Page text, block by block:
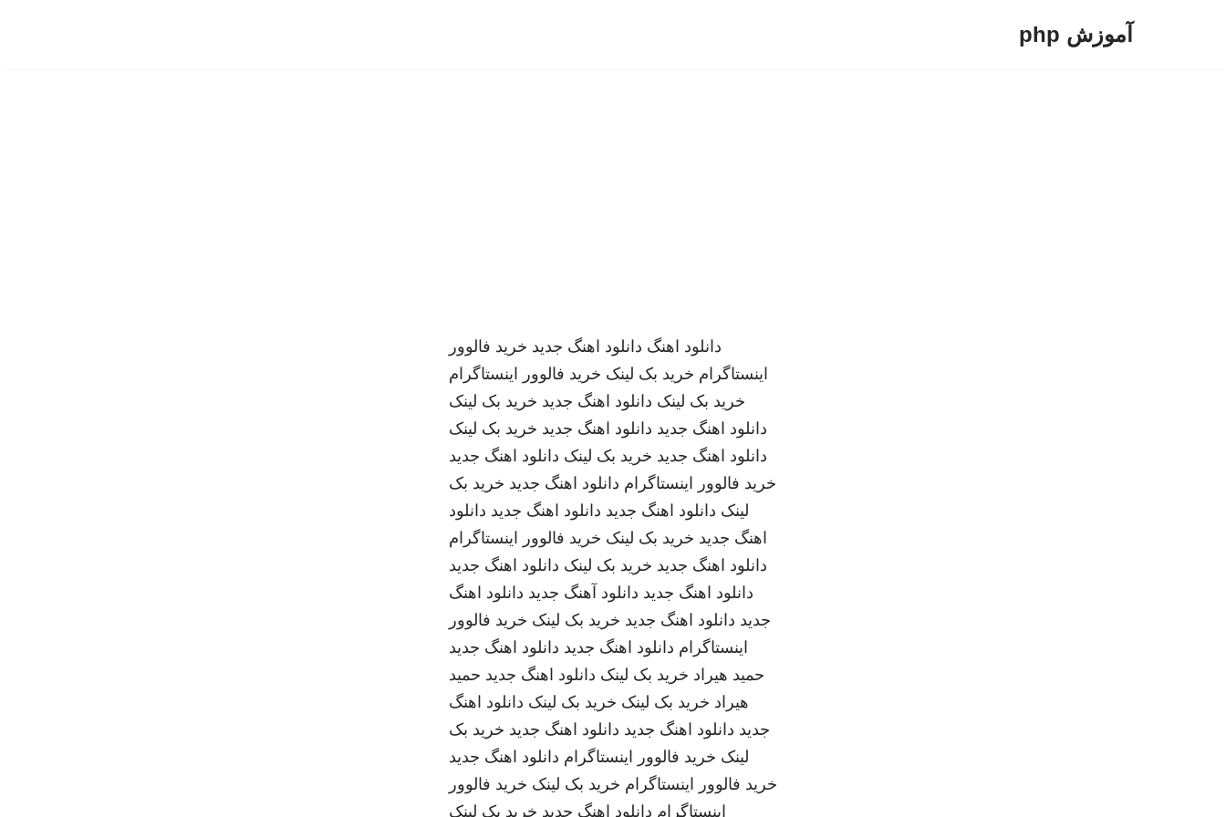
آموزش php
دانلود اهنگ دانلود اهنگ جدید خرید فالوور
اینستاگرام خرید بک لینک خرید فالوور اینستاگرام
خرید بک لینک دانلود اهنگ جدید خرید بک لینک
دانلود اهنگ جدید دانلود اهنگ جدید خرید بک لینک
دانلود اهنگ جدید خرید بک لینک دانلود اهنگ جدید
خرید فالوور اینستاگرام دانلود اهنگ جدید خرید بک
لینک دانلود اهنگ جدید دانلود اهنگ جدید دانلود
اهنگ جدید خرید بک لینک خرید فالوور اینستاگرام
دانلود اهنگ جدید خرید بک لینک دانلود اهنگ جدید
دانلود اهنگ جدید دانلود آهنگ جدید دانلود اهنگ
جدید دانلود اهنگ جدید خرید بک لینک خرید فالوور
اینستاگرام دانلود اهنگ جدید دانلود اهنگ جدید
حمید هیراد خرید بک لینک دانلود اهنگ جدید حمید
هیراد خرید بک لینک خرید بک لینک دانلود اهنگ
جدید دانلود اهنگ جدید دانلود اهنگ جدید خرید بک
لینک خرید فالوور اینستاگرام دانلود اهنگ جدید
خرید فالوور اینستاگرام خرید بک لینک خرید فالوور
اینستاگرام دانلود اهنگ جدید خرید بک لینک